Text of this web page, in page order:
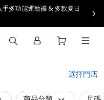
多功能運動褲 & 多款夏日
選擇門店